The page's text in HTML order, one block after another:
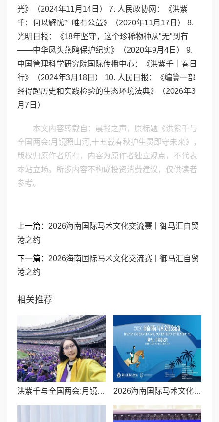
光》（2024年11月14日） 7. 人民政协网：《洪紫
千：何以解忧？唯有公益》（2020年11月17日） 8.
光明日报：《18年坚守，这个珍稀物种从"无"到有
——中华凤头燕鸥保护纪实》（2020年9月4日） 9.
中国管理科学研究院国际传播中心：《洪紫千｜春日
行》（2024年3月18日） 10. 人民日报：《编纂一部
经得起历史和实践检验的生态环境法典》（2026年3
月7日）
本文内容转载自：晨报之声，原标题《洪紫千与
全国两会:月镜照山河,十五载春秋护生灵即守未来》，
版权归原作者所有，内容为原作者独立观点，不代表
本站立场。所涉内容不构成投资消费建议，仅供读者
参考。
上一篇： 2026海南国际马术文化交流赛丨御马汇自贸
港之约
下一篇： 2026海南国际马术文化交流赛丨御马汇自贸
港之约
相关推荐
洪紫千与全国两会:月镜照山河,十五载春秋护生灵即守未来 2026海南国际马术文化交流赛丨御马汇自贸港之约